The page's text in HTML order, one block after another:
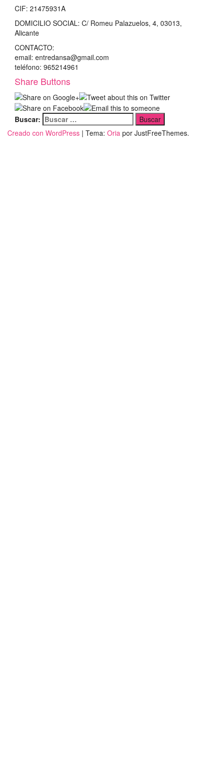
CIF: 21475931A
DOMICILIO SOCIAL: C/ Romeu Palazuelos, 4, 03013,
Alicante
CONTACTO:
email: entredansa@gmail.com
teléfono: 965214961
Share Buttons
Buscar:
Creado con WordPress | Tema: Oria por JustFreeThemes.